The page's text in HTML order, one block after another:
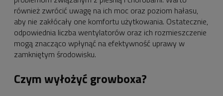
również zwrócić uwagę na ich moc oraz poziom hałasu,
aby nie zakłócały one komfortu użytkowania. Ostatecznie,
odpowiednia liczba wentylatorów oraz ich rozmieszczenie
mogą znacząco wpłynąć na efektywność uprawy w
zamkniętym środowisku.
Czym wyłożyć growboxa?